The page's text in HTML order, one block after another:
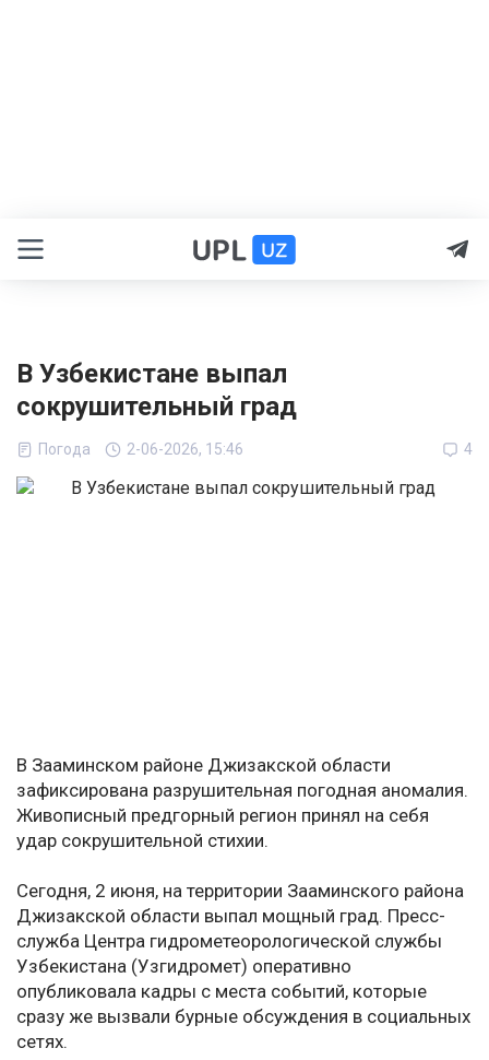
В Узбекистане выпал
сокрушительный град
Погода 2-06-2026, 15:46 4
В Зааминском районе Джизакской области
зафиксирована разрушительная погодная аномалия.
Живописный предгорный регион принял на себя
удар сокрушительной стихии.
Сегодня, 2 июня, на территории Зааминского района
Джизакской области выпал мощный град. Пресс-
служба Центра гидрометеорологической службы
Узбекистана (Узгидромет) оперативно
опубликовала кадры с места событий, которые
сразу же вызвали бурные обсуждения в социальных
сетях.